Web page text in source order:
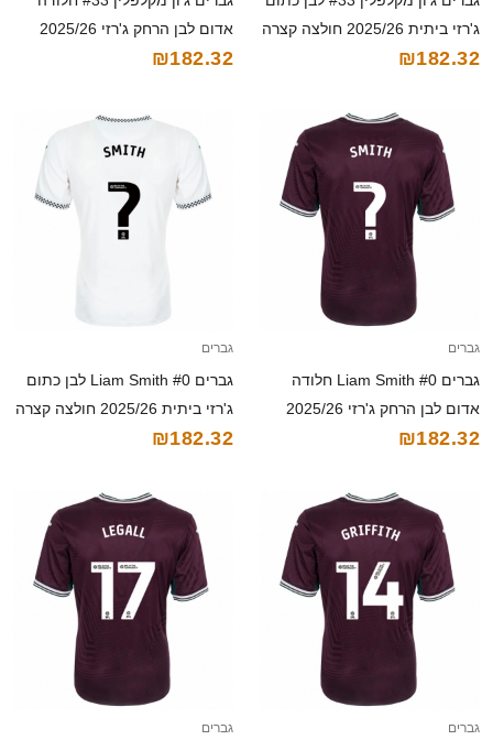
ג'רזי ביתית 2025/26 חולצה קצרה
₪182.32
אדום לבן הרחק ג'רזי 2025/26
חולצה קצרה
₪182.32
גברים
גברים Liam Smith #0 חלודה
אדום לבן הרחק ג'רזי 2025/26
חולצה קצרה
₪182.32
גברים
גברים Liam Smith #0 לבן כתום
ג'רזי ביתית 2025/26 חולצה קצרה
₪182.32
גברים גברים